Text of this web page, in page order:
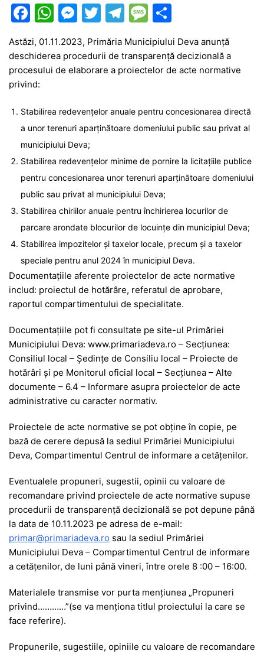
F
a
c
e
b
o
o
k
W
at
s
p
p
M
s
s
n
g
er
T
w
itt
er
T
e
gr
m
M
e
s
s
g
e
ar
ta
je
z
ă
Astăzi, 01.11.2023, Primăria Municipiului Deva anunţă
deschiderea procedurii de transparenţă decizională a
procesului de elaborare a proiectelor de acte normative
privind:
Stabilirea redevenţelor anuale pentru concesionarea directă
a unor terenuri aparţinătoare domeniului public sau privat al
municipiului Deva;
Stabilirea redevenţelor minime de pornire la licitaţiile publice
pentru concesionarea unor terenuri aparţinătoare domeniului
public sau privat al municipiului Deva;
Stabilirea chiriilor anuale pentru închirierea locurilor de
parcare arondate blocurilor de locuințe din municipiul Deva;
Stabilirea impozitelor și taxelor locale, precum și a taxelor
speciale pentru anul 2024 în municipiul Deva.
Documentaţiile aferente proiectelor de acte normative
includ: proiectul de hotărâre, referatul de aprobare,
raportul compartimentului de specialitate.
Documentaţiile pot fi consultate pe site-ul Primăriei
Municipiului Deva: www.primariadeva.ro – Secțiunea:
Consiliul local – Ședințe de Consiliu local – Proiecte de
hotărâri și pe Monitorul oficial local – Secțiunea – Alte
documente – 6.4 – Informare asupra proiectelor de acte
administrative cu caracter normativ.
Proiectele de acte normative se pot obţine în copie, pe
bază de cerere depusă la sediul Primăriei Municipiului
Deva, Compartimentul Centrul de informare a cetățenilor.
Eventualele propuneri, sugestii, opinii cu valoare de
recomandare privind proiectele de acte normative supuse
procedurii de transparenţă decizională se pot depune până
la data de 10.11.2023 pe adresa de e-mail:
primar@primariadeva.ro sau la sediul Primăriei
Municipiului Deva – Compartimentul Centrul de informare
a cetățenilor, de luni până vineri, între orele 8 :00 – 16:00.
Materialele transmise vor purta menţiunea „Propuneri
privind…………”(se va menționa titlul proiectului la care se
face referire).
Propunerile, sugestiile, opiniile cu valoare de recomandare